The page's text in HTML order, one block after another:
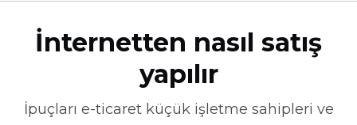
İnternetten nasıl satış
yapılır
İpuçları e-ticaretküçük işletme sahipleri ve